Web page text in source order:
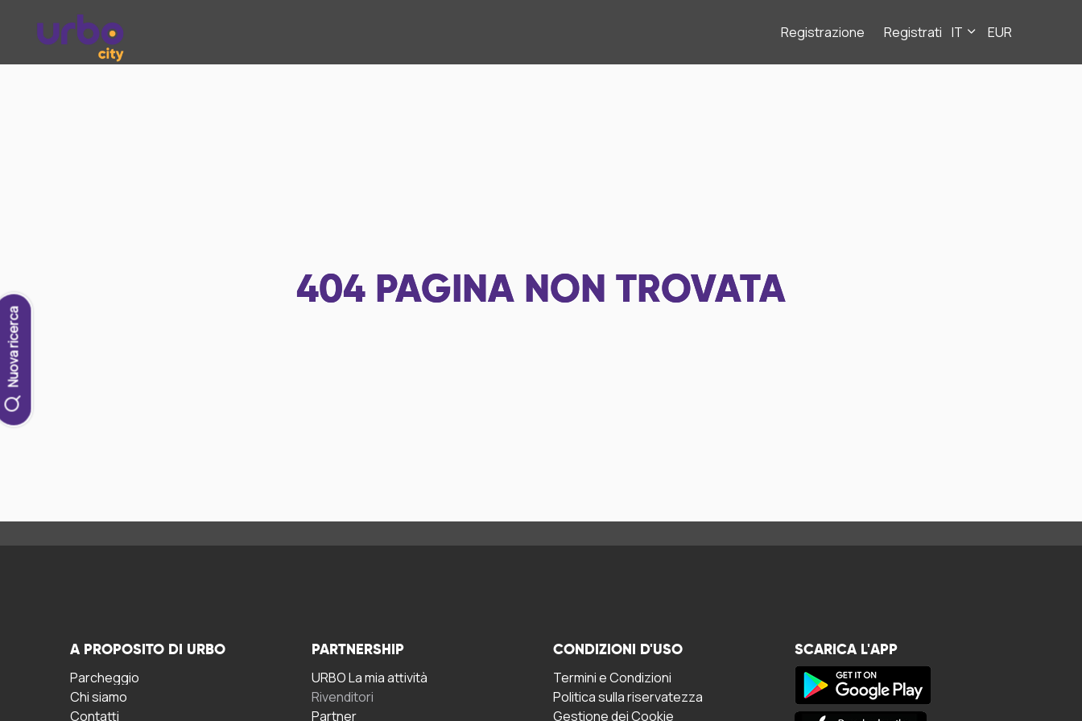
Registrazione Registrati IT EUR
Nuova ricerca
404 PAGINA NON TROVATA
A PROPOSITO DI URBO
Parcheggio
Chi siamo
Contatti
PARTNERSHIP
URBO La mia attività
Rivenditori
Partner
CONDIZIONI D'USO
Termini e Condizioni
Politica sulla riservatezza
Gestione dei Cookie
SCARICA L'APP